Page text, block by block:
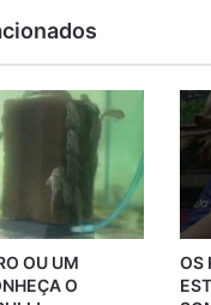
OU UM
O
OS